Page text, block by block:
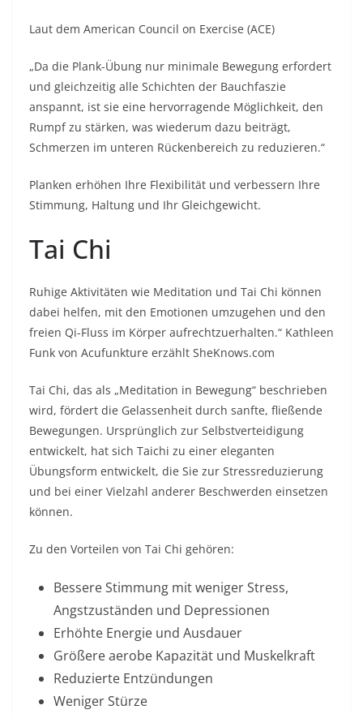
Laut dem American Council on Exercise (ACE)
„Da die Plank-Übung nur minimale Bewegung erfordert
und gleichzeitig alle Schichten der Bauchfaszie
anspannt, ist sie eine hervorragende Möglichkeit, den
Rumpf zu stärken, was wiederum dazu beiträgt,
Schmerzen im unteren Rückenbereich zu reduzieren.“
Planken erhöhen Ihre Flexibilität und verbessern Ihre
Stimmung, Haltung und Ihr Gleichgewicht.
Tai Chi
Ruhige Aktivitäten wie Meditation und Tai Chi können
dabei helfen, mit den Emotionen umzugehen und den
freien Qi-Fluss im Körper aufrechtzuerhalten.“ Kathleen
Funk von Acufunkture erzählt SheKnows.com
Tai Chi, das als „Meditation in Bewegung“ beschrieben
wird, fördert die Gelassenheit durch sanfte, fließende
Bewegungen. Ursprünglich zur Selbstverteidigung
entwickelt, hat sich Taichi zu einer eleganten
Übungsform entwickelt, die Sie zur Stressreduzierung
und bei einer Vielzahl anderer Beschwerden einsetzen
können.
Zu den Vorteilen von Tai Chi gehören:
Bessere Stimmung mit weniger Stress,
Angstzuständen und Depressionen
Erhöhte Energie und Ausdauer
Größere aerobe Kapazität und Muskelkraft
Reduzierte Entzündungen
Weniger Stürze